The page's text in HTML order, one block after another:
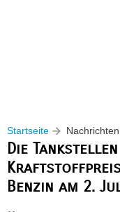
Startseite
Die
Benzin am 2.